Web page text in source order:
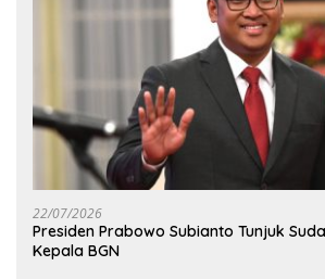
22/07/2026
Presiden Prabowo Subianto Tunjuk
Kepala BGN